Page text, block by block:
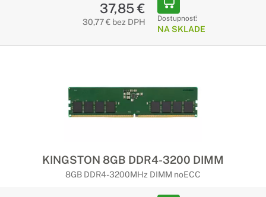
37,85 €
30,77 € bez DPH Dostupnosť:
NA SKLADE
KINGSTON 8GB DDR4-3200 DIMM
8GB DDR4-3200MHz DIMM noECC